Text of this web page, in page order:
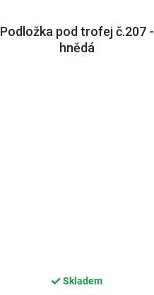
Podložka pod trofej č.207 -
hnědá
Skladem